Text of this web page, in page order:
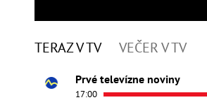
TERAZ V TV VEČER V TV
Prvé televízne noviny
17:00